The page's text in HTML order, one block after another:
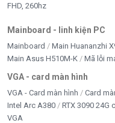
FHD, 260hz
Mainboard - linh kiện PC
Mainboard Main Huananzhi
Main Asus H510M-K
Mã lỗi
VGA - card màn hình
VGA - Card màn hình Card
Intel Arc A380
RTX 3090 24G
VGA